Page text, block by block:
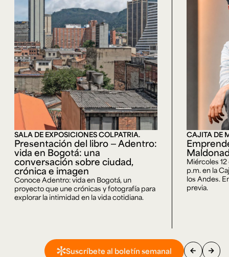
SALA DE EXPOSICIONES COLPATRIA.
Presentación del libro — Adentro:
vida en Bogotá: una
conversación sobre ciudad,
crónica e imagen
Conoce Adentro: vida en Bogotá, un
proyecto que une crónicas y fotografía para
explorar la intimidad en la vida cotidiana.
CAJITA DE
Miércoles
p.m. en la
los Andes.
previa.
Suscríbete al boletín semanal arrow_back arrow_forward